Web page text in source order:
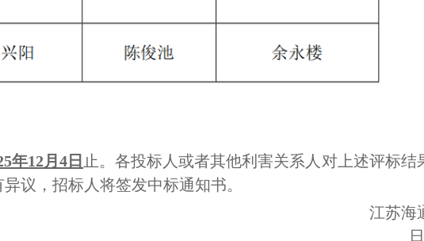
年12月4日 止。各投标人或者其他利害关系人对上述评标结
议，招标人将签发中标通知书。
江苏海